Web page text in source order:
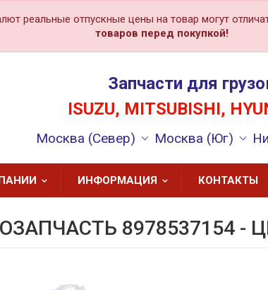
реальные отпускные цены на товар могут
товаров перед покупкой!
Запчасти для
ISUZU, MITSUBISHI,
Москва (Север) Москва (Юг)
ИНФОРМАЦИЯ КОНТАКТЫ
8978537154 -